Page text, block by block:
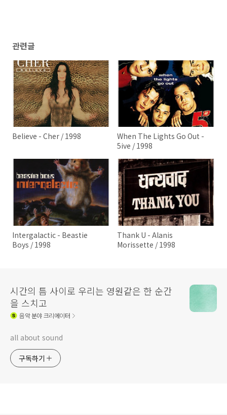
관련글
Believe - Cher / 1998
When The Lights Go Out -
5ive / 1998
Intergalactic - Beastie
Boys / 1998
Thank U - Alanis
Morissette / 1998
시간의 틈 사이로 우리는 영원같은 한 순간
을 스치고
음악분야 크리에이터
all about sound
구독하기